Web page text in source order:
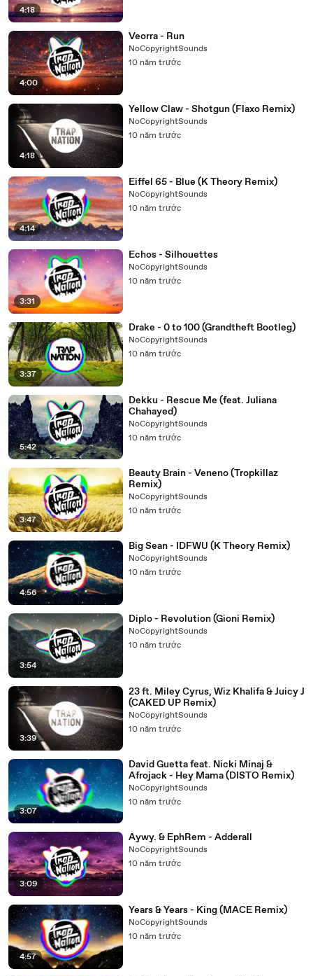
4:18
4:00
Veorra - Run
NoCopyrightSounds
10 năm trước
4:18
Yellow Claw - Shotgun (Flaxo Remix)
NoCopyrightSounds
10 năm trước
4:14
Eiffel 65 - Blue (K Theory Remix)
NoCopyrightSounds
10 năm trước
3:31
Echos - Silhouettes
NoCopyrightSounds
10 năm trước
3:37
Drake - 0 to 100 (Grandtheft Bootleg)
NoCopyrightSounds
10 năm trước
5:42
Dekku - Rescue Me (feat. Juliana
Chahayed)
NoCopyrightSounds
10 năm trước
3:47
Beauty Brain - Veneno (Tropkillaz
Remix)
NoCopyrightSounds
10 năm trước
4:56
Big Sean - IDFWU (K Theory Remix)
NoCopyrightSounds
10 năm trước
3:54
Diplo - Revolution (Gioni Remix)
NoCopyrightSounds
10 năm trước
3:39
23 ft. Miley Cyrus, Wiz Khalifa & Juicy J
(CAKED UP Remix)
NoCopyrightSounds
10 năm trước
3:07
David Guetta feat. Nicki Minaj &
Afrojack - Hey Mama (DISTO Remix)
NoCopyrightSounds
10 năm trước
3:09
Aywy. & EphRem - Adderall
NoCopyrightSounds
10 năm trước
4:57
Years & Years - King (MACE Remix)
NoCopyrightSounds
10 năm trước